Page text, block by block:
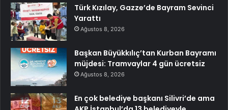
Türk Kızılay, Gazze’de Bayram Sevinci
Yarattı
Ağustos 8, 2026
Başkan Büyükkılıç’tan Kurban Bayramı
müjdesi: Tramvaylar 4 gün ücretsiz
Ağustos 8, 2026
En çok belediye başkanı Silivri’de ama